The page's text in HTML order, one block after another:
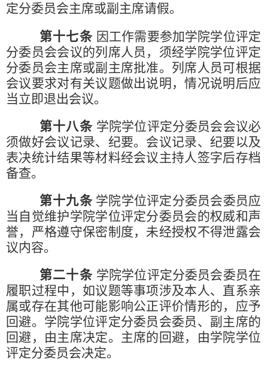
定分委员会主席或副主席请假。
第十七条 因工作需要参加学院学位评定
分委员会会议的列席人员，须经学院学位评定
分委员会主席或副主席批准。列席人员可根据
会议要求对有关议题做出说明，情况说明后应
当立即退出会议。
第十八条 学院学位评定分委员会会议必
须做好会议记录、纪要。会议记录、纪要以及
表决统计结果等材料经会议主持人签字后存档
备查。
第十九条 学院学位评定分委员会委员应
当自觉维护学院学位评定分委员会的权威和声
誉，严格遵守保密制度，未经授权不得泄露会
议内容。
第二十条 学院学位评定分委员会委员在
履职过程中，如议题等事项涉及本人、直系亲
属或存在其他可能影响公正评价情形的，应予
回避。学院学位评定分委员会委员、副主席的
回避，由主席决定。主席的回避，由学院学位
评定分委员会决定。